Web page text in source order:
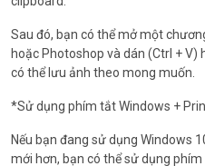
Sau đó, bạn có thể mở một
hoặc Photoshop và dán (Ctrl + V)
có thể lưu ảnh theo mong muốn.
*Sử dụng phím tắt Windows +
Nếu bạn đang sử dụng Windows
mới hơn, bạn có thể sử dụng